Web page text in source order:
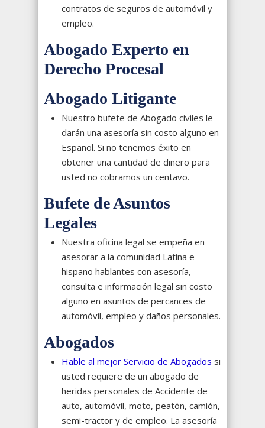
contratos de seguros de automóvil y
empleo.
Abogado Experto en
Derecho Procesal
Abogado Litigante
Nuestro bufete de Abogado civiles le
darán una asesoría sin costo alguno en
Español. Si no tenemos éxito en
obtener una cantidad de dinero para
usted no cobramos un centavo.
Bufete de Asuntos
Legales
Nuestra oficina legal se empeña en
asesorar a la comunidad Latina e
hispano hablantes con asesoría,
consulta e información legal sin costo
alguno en asuntos de percances de
automóvil, empleo y daños personales.
Abogados
Hable al mejor Servicio de Abogados si
usted requiere de un abogado de
heridas personales de Accidente de
auto, automóvil, moto, peatón, camión,
semi-tractor y de empleo. La asesoría